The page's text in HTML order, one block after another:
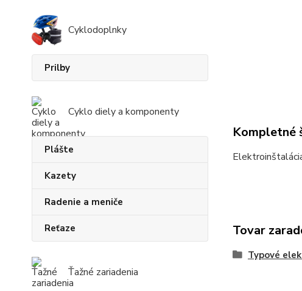
Cyklodoplnky
Prilby
Cyklo diely a komponenty
Plášte
Kazety
Radenie a meniče
Reťaze
Ťažné zariadenia
Kompletné
Tovar
Typové